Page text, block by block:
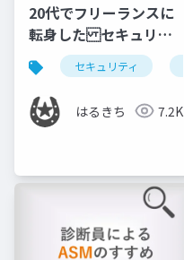
20代でフリーランスに
転身した セキュリテ
ィエンジニアのモデル
ケース
セキュリティ
はるきち 7.2K